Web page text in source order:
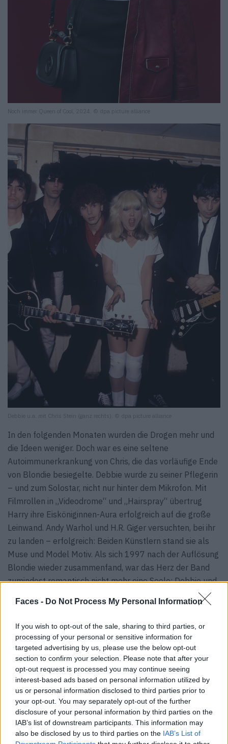
Faces - Do Not Process My Personal Information
If you wish to opt-out of the sale, sharing to third parties, or
processing of your personal or sensitive information for
targeted advertising by us, please use the below opt-out
section to confirm your selection. Please note that after your
opt-out request is processed you may continue seeing
interest-based ads based on personal information utilized by
us or personal information disclosed to third parties prior to
your opt-out. You may separately opt-out of the further
disclosure of your personal information by third parties on the
IAB’s list of downstream participants. This information may
also be disclosed by us to third parties on the IAB’s List of
Noch immer Queen of Cool, 2024. © dpa picture alliance
Debbie u.a. mit Chris Stein (ganz rechts). © dpa picture alliance
In den folgenden Monaten wurden die Drogen mehr und
die Ideen weniger. Doch war es eine seltene
Autoimmunerkrankung von Chris, die das vorläufige Ende
von Blondie besiegelte. Debbie wurde zu seiner Pflegerin
– und zum Solostar, nicht nur hinter dem Mikrofon. Mit
Filmrollen in „Videodrome“ und „Hairspray“ übertrug
Harry ihre Eisköniginnen-Aura erfolgreich auf die große
Leinwand. Andy Warhol und H.R. Giger versuchten, bei ihr
zu landen – erfolgreich: Beiden Künstlern stand sie als
Muse und Model Motiv. Als sich 1997 nach der Auflösung
Blondie wieder zusammenfand, war das Herz der Band
zumindest romantisch nicht mehr eine Seele; Debbie und
Chris hatten in den Jahren zuvor ihre Liebesbeziehung
freundschaftlich aufgelöst. Heute ist Harry die
geriet zum Triumphzug. Auch, weil all die Tamagotchi-
BesitzerInnen endlich das Original erleben konnten, das
den Grundstein für Bands wie No Doubt, Garbage und
The Cardigans gelegt hatte.